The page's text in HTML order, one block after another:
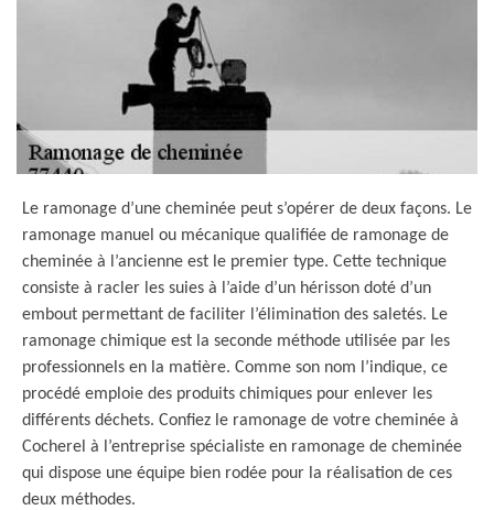
Le ramonage d’une cheminée peut s’opérer de deux façons. Le
ramonage manuel ou mécanique qualifiée de ramonage de
cheminée à l’ancienne est le premier type. Cette technique
consiste à racler les suies à l’aide d’un hérisson doté d’un
embout permettant de faciliter l’élimination des saletés. Le
ramonage chimique est la seconde méthode utilisée par les
professionnels en la matière. Comme son nom l’indique, ce
procédé emploie des produits chimiques pour enlever les
différents déchets. Confiez le ramonage de votre cheminée à
Cocherel à l’entreprise spécialiste en ramonage de cheminée
qui dispose une équipe bien rodée pour la réalisation de ces
deux méthodes.